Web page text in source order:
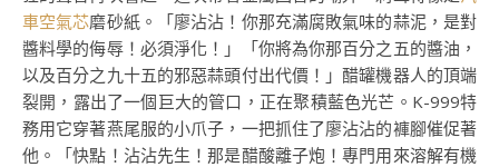
車空氣芯磨砂紙。「廖沾沾！你那充滿腐敗氣味的蒜泥，是對
醬料學的侮辱！必須淨化！」「你將為你那百分之五的醬油，
以及百分之九十五的邪惡蒜頭付出代價！」醋罐機器人的頂端
裂開，露出了一個巨大的管口，正在聚積藍色光芒。K-999特
務用它穿著燕尾服的小爪子，一把抓住了廖沾沾的褲腳催促著
他。「快點！沾沾先生！那是醋酸離子炮！專門用來溶解有機